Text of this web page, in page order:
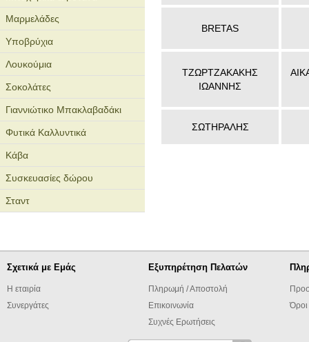
Μαρμελάδες
Υποβρύχια
Λουκούμια
Σοκολάτες
Γιαννιώτικο Μπακλαβαδάκι
Φυτικά Καλλυντικά
Κάβα
Συσκευασίες δώρου
Σταντ
BRETAS
ΤΖΩΡΤΖΑΚΑΚΗΣ
ΙΩΑΝΝΗΣ
ΣΩΤΗΡΑΛΗΣ
Σχετικά με Εμάς
Η εταιρία
Συνεργάτες
Εξυπηρέτηση Πελατών
Πληρωμή / Αποστολή
Επικοινωνία
Συχνές Ερωτήσεις